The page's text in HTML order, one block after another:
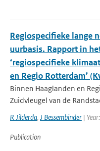
Regiospecifieke lange
uurbasis. Rapport in
‘regiospecifieke
en Regio Rotterdam’
Binnen Haaglanden en
Zuidvleugel van de
R Jilderda, J Bessembinder |
Publication